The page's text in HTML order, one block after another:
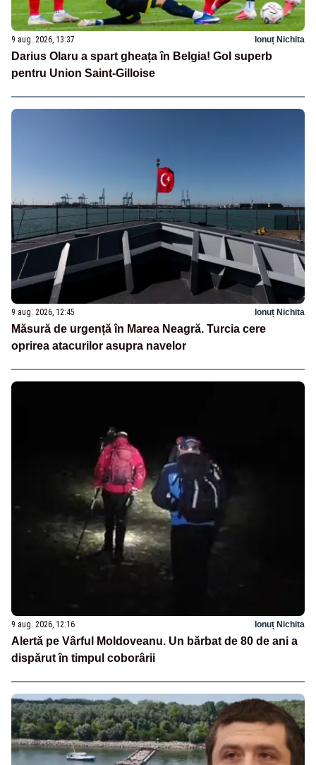
9 aug. 2026, 13:37 Ionuț Nichita
Darius Olaru a spart gheața în Belgia! Gol superb
pentru Union Saint-Gilloise
9 aug. 2026, 12:45 Ionuț Nichita
Măsură de urgență în Marea Neagră. Turcia cere
oprirea atacurilor asupra navelor
9 aug. 2026, 12:16 Ionuț Nichita
Alertă pe Vârful Moldoveanu. Un bărbat de 80 de ani a
dispărut în timpul coborârii